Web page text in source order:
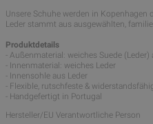
Unsere Schuhe werden in Kopenhagen
Leder stammt aus ausgewählten,
Produktdetails
- Außenmaterial: weiches Suede (Leder)
- Innenmaterial: weiches Leder
- Innensohle aus Leder
- Flexible, rutschfeste &
- Handgefertigt in Portugal
Hersteller/EU Verantwortliche Person